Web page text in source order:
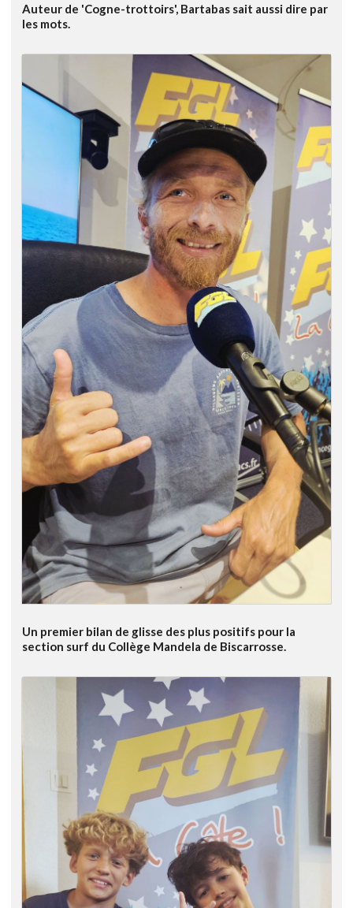
Auteur de 'Cogne-trottoirs', Bartabas sait aussi dire par
les mots.
Un premier bilan de glisse des plus positifs pour la
section surf du Collège Mandela de Biscarrosse.